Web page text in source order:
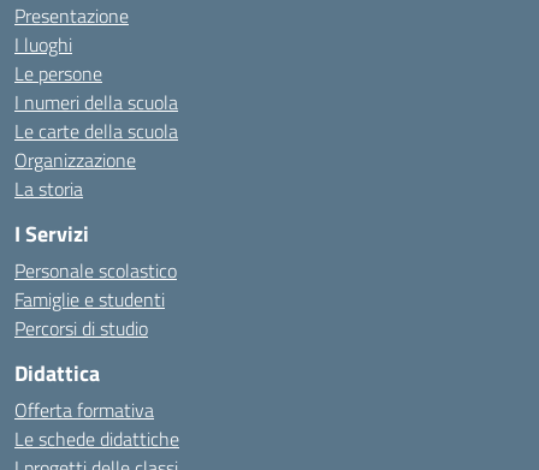
Presentazione
I luoghi
Le persone
I numeri della scuola
Le carte della scuola
Organizzazione
La storia
I Servizi
Personale scolastico
Famiglie e studenti
Percorsi di studio
Didattica
Offerta formativa
Le schede didattiche